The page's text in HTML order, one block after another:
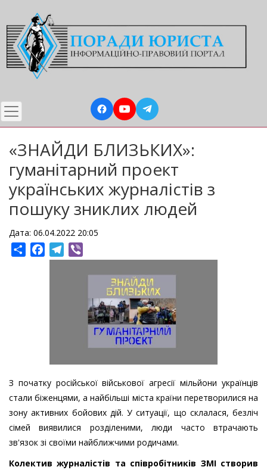
до
основного
вмісту
«ЗНАЙДИ БЛИЗЬКИХ»:
гуманітарний проект
українських журналістів з
пошуку зниклих людей
Дата: 06.04.2022 20:05
ShareFacebookTelegram
З початку російської військової агресії мільйони українців
стали біженцями, а найбільші міста країни перетворилися на
зону активних бойових дій. У ситуації, що склалася, безліч
сімей виявилися розділеними, люди часто втрачають
зв'язок зі своїми найближчими родичами.
Колектив журналістів та співробітників ЗМІ створив